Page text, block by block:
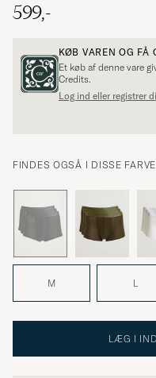
599,-
KØB VAREN OG FÅ
Et køb af denne vare
Credits.
Log ind eller registrer
FINDES OGSÅ I DISSE
M L
LÆG I